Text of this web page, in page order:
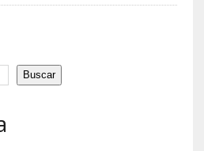
Buscar